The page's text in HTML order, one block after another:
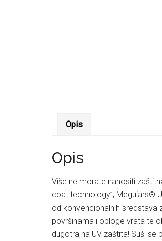
Opis
Opis
Više ne morate nanositi
coat technology”, Meguiars®
od konvencionalnih sredstava
površinama i obloge vrata te
dugotrajna UV zaštita! Suši